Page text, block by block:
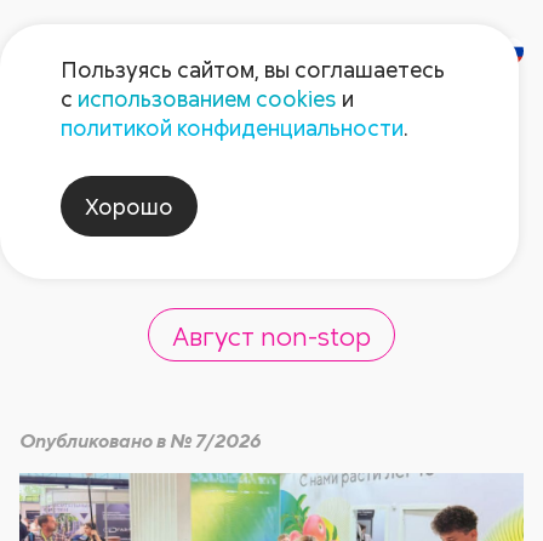
Выставка «PRO
ЯБЛОКО 2026» в
Минводах
Август non-stop
Опубликовано в № 7/2026
Пользуясь сайтом, вы соглашаетесь
с использованием cookies и
политикой конфиденциальности.
Хорошо